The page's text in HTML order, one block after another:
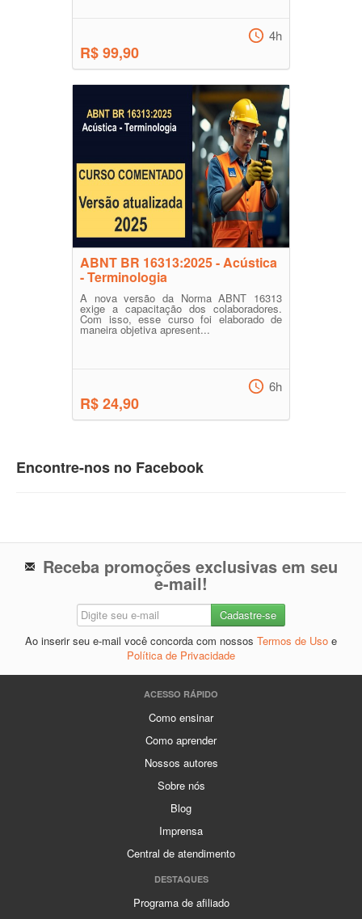
R$ 99,90
4h
ABNT BR 16313:2025 - Acústica
- Terminologia
A nova versão da Norma ABNT 16313
exige a capacitação dos colaboradores.
Com isso, esse curso foi elaborado de
maneira objetiva apresent...
R$ 24,90
6h
Encontre-nos no Facebook
Receba promoções exclusivas em seu
e-mail!
Ao inserir seu e-mail você concorda com nossos Termos de Uso e
Política de Privacidade
ACESSO RÁPIDO
Como ensinar
Como aprender
Nossos autores
Sobre nós
Blog
Imprensa
Central de atendimento
DESTAQUES
Programa de afiliado